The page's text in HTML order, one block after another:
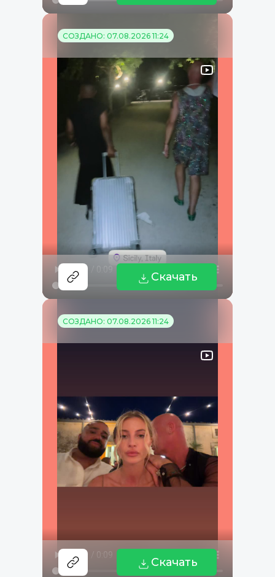
СОЗДАНО: 07.08.2026 11:24
Скачать
СОЗДАНО: 07.08.2026 11:24
Скачать